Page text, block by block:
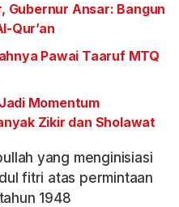
Gubernur Ansar: Bangun
Qur’an
Pawai Taaruf MTQ
Momentum
Zikir dan Sholawat
yang menginisiasi
fitri atas permintaan
1948